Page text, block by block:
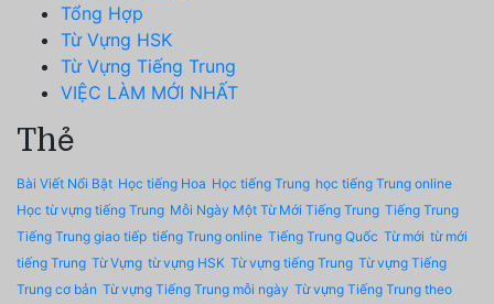
Tổng Hợp
Từ Vựng HSK
Từ Vựng Tiếng Trung
VIỆC LÀM MỚI NHẤT
Thẻ
Bài Viết Nổi Bật Học tiếng Hoa Học tiếng Trung học tiếng Trung online
Học từ vựng tiếng Trung Mỗi Ngày Một Từ Mới Tiếng Trung Tiếng Trung
Tiếng Trung giao tiếp tiếng Trung online Tiếng Trung Quốc Từ mới từ mới
tiếng Trung Từ Vựng từ vựng HSK Từ vựng tiếng Trung Từ vựng Tiếng
Trung cơ bản Từ vựng Tiếng Trung mỗi ngày Từ vựng Tiếng Trung theo